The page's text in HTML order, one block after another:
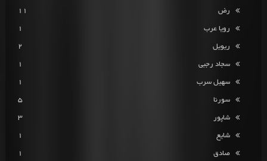
رض 11
رویا عرب 1
ریویل 2
سجاد رجبی 1
سهیل سرب 1
سورنا 5
شاپور 3
شایع 1
صادق 1